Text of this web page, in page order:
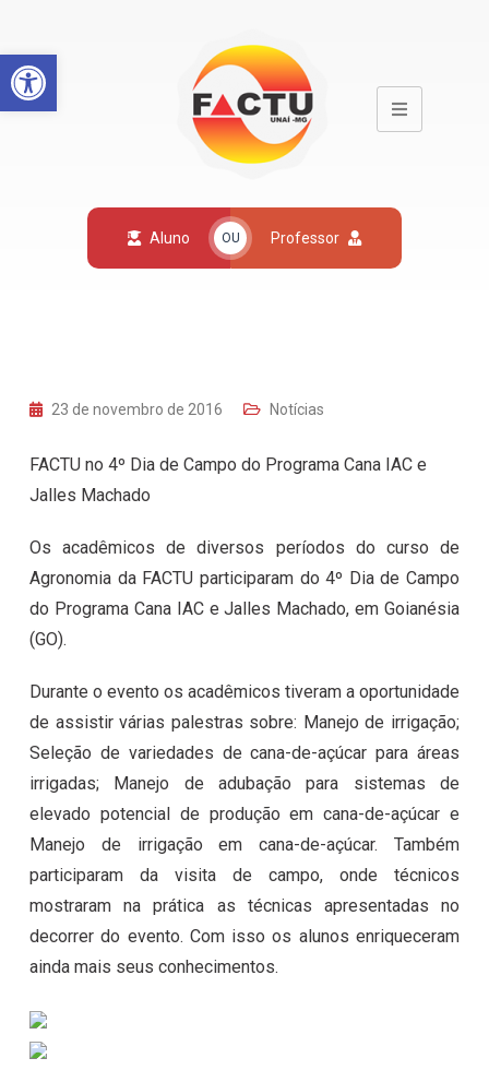
Open toolbar
Aluno OU Professor
23 de novembro de 2016 Notícias
FACTU no 4º Dia de Campo do Programa Cana IAC e
Jalles Machado
Os acadêmicos de diversos períodos do curso de
Agronomia da FACTU participaram do 4º Dia de Campo
do Programa Cana IAC e Jalles Machado, em Goianésia
(GO).
Durante o evento os acadêmicos tiveram a oportunidade
de assistir várias palestras sobre: Manejo de irrigação;
Seleção de variedades de cana-de-açúcar para áreas
irrigadas; Manejo de adubação para sistemas de
elevado potencial de produção em cana-de-açúcar e
Manejo de irrigação em cana-de-açúcar. Também
participaram da visita de campo, onde técnicos
mostraram na prática as técnicas apresentadas no
decorrer do evento. Com isso os alunos enriqueceram
ainda mais seus conhecimentos.